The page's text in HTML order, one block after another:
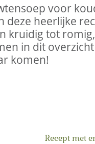
voor
deze heerlijke
kruidig tot
in dit
komen!
Recept met